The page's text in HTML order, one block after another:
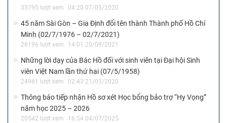
35795 lượt xem 04:20 07/05/2020
45 năm Sài Gòn – Gia Định đổi tên thành Thành phố Hồ Chí
Minh (02/7/1976 – 02/7/2021)
26196 lượt xem 14:01 20/09/2021
Những lời dạy của Bác Hồ đối với sinh viên tại Đại hội Sinh
viên Việt Nam lần thứ hai (07/5/1958)
24961 lượt xem 02:43 21/05/2020
Thông báo tiếp nhận Hồ sơ xét Học bổng bảo trợ “Hy Vọng”
năm học 2025 – 2026
20542 lượt xem 16:54 04/07/2025